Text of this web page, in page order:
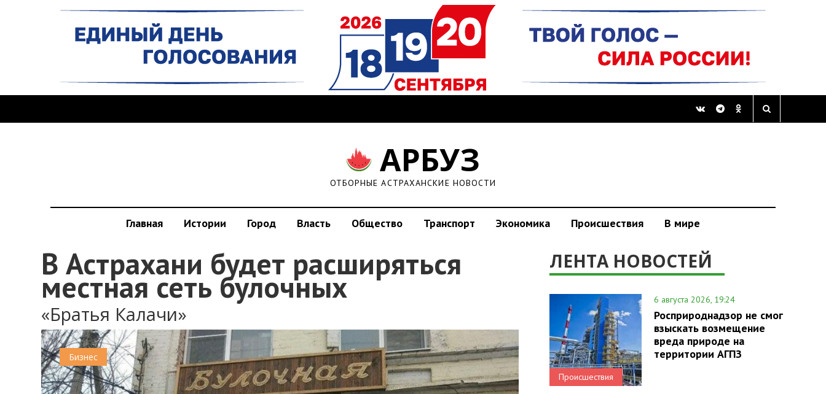
АРБУЗ
ОТБОРНЫЕ АСТРАХАНСКИЕ НОВОСТИ
Главная Истории Город Власть Общество Транспорт Экономика Происшествия В мире
В Астрахани будет расширяться
местная сеть булочных
«Братья Калачи»
Бизнес
ЛЕНТА НОВОСТЕЙ
Происшествия
6 августа 2026, 19:24
Росприроднадзор не смог
взыскать возмещение
вреда природе на
территории АГПЗ